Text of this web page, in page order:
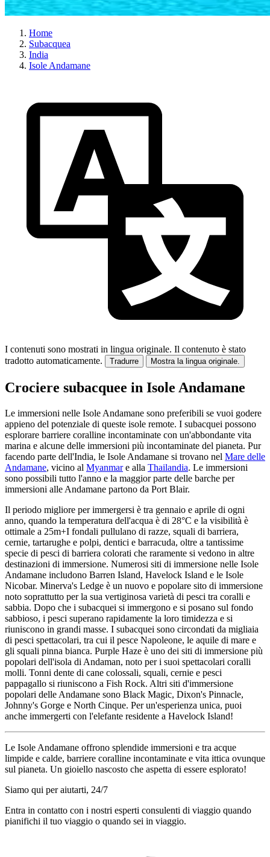
Home
Subacquea
India
Isole Andamane
I contenuti sono mostrati in lingua originale. Il contenuto è stato
tradotto automaticamente.
Tradurre Mostra la lingua originale.
Crociere subacquee in Isole Andamane
Le immersioni nelle Isole Andamane sono preferibili se vuoi godere
appieno del potenziale di queste isole remote. I subacquei possono
esplorare barriere coralline incontaminate con un'abbondante vita
marina e alcune delle immersioni più incontaminate del pianeta. Pur
facendo parte dell'India, le Isole Andamane si trovano nel Mare delle
Andamane, vicino al Myanmare alla Thailandia. Le immersioni
sono possibili tutto l'anno e la maggior parte delle barche per
immersioni alle Andamane partono da Port Blair.
Il periodo migliore per immergersi è tra gennaio e aprile di ogni
anno, quando la temperatura dell'acqua è di 28°C e la visibilità è
ottimale a 25m+I fondali pullulano di razze, squali di barriera,
cernie, tartarughe e polpi, dentici e barracuda, oltre a tantissime
specie di pesci di barriera colorati che raramente si vedono in altre
destinazioni di immersione. Numerosi siti di immersione nelle Isole
Andamane includono Barren Island, Havelock Island e le Isole
Nicobar. Minerva's Ledge è un nuovo e popolare sito di immersione
noto soprattutto per la sua vertiginosa varietà di pesci tra coralli e
sabbia. Dopo che i subacquei si immergono e si posano sul fondo
sabbioso, i pesci superano rapidamente la loro timidezza e si
riuniscono in grandi masse. I subacquei sono circondati da migliaia
di pesci spettacolari, tra cui il pesce Napoleone, le aquile di mare e
gli squali pinna bianca. Purple Haze è uno dei siti di immersione più
popolari dell'isola di Andaman, noto per i suoi spettacolari coralli
molli. Tonni dente di cane colossali, squali, cernie e pesci
pappagallo si riuniscono a Fish Rock. Altri siti d'immersione
popolari delle Andamane sono Black Magic, Dixon's Pinnacle,
Johnny's Gorge e North Cinque. Per un'esperienza unica, puoi
anche immergerti con l'elefante residente a Havelock Island!
Le Isole Andamane offrono splendide immersioni e tra acque
limpide e calde, barriere coralline incontaminate e vita ittica ovunque
sul pianeta. Un gioiello nascosto che aspetta di essere esplorato!
Siamo qui per aiutarti, 24/7
Entra in contatto con i nostri esperti consulenti di viaggio quando
pianifichi il tuo viaggio o quando sei in viaggio.